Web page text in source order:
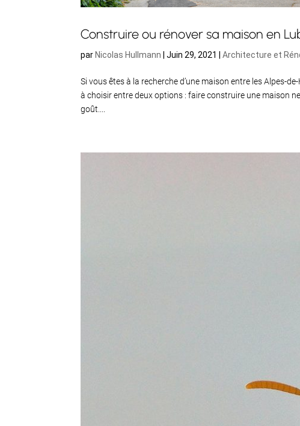
Construire ou rénover sa maison en
par Nicolas Hullmann |Juin 29, 2021 |Architecture et
Si vous êtes à la recherche d’une maison entre les Alpes-
à choisir entre deux options : faire construire une maison
goût....